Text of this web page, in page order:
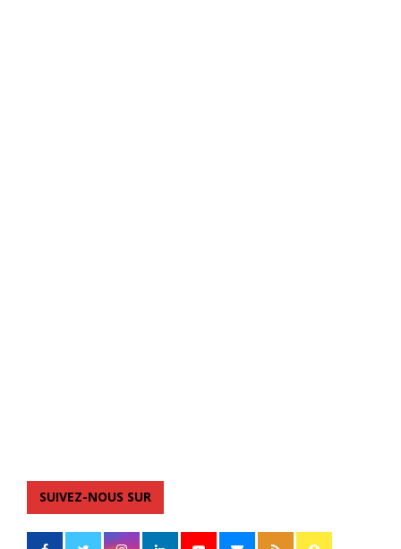
SUIVEZ-NOUS SUR